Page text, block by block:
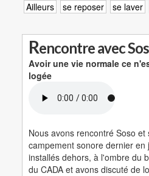
Ailleurs
se reposer se laver
Rencontre avec
Avoir une vie normale ce
logée
Nous avons rencontré Soso
campement sonore dernier
installés dehors, à l'ombre du
du CADA et avons discuté de